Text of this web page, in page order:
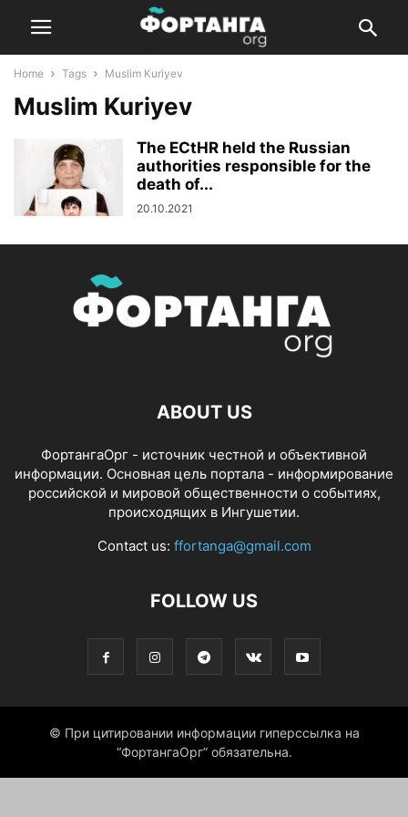
Home Tags Muslim Kuriyev
Muslim Kuriyev
The ECtHR held the Russian
authorities responsible for the
death of...
20.10.2021
ABOUT US
ФортангаОрг - источник честной и объективной
информации. Основная цель портала - информирование
российской и мировой общественности о событиях,
происходящих в Ингушетии.
Contact us: ffortanga@gmail.com
FOLLOW US
© При цитировании информации гиперссылка на
“ФортангаОрг” обязательна.